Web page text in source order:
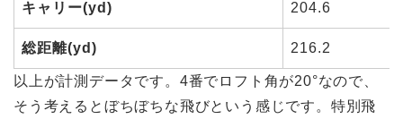
キャリー(yd) 204.6
総距離(yd) 216.2
以上が計測データです。4番でロフト角が20°なので、
そう考えるとぼちぼちな飛びという感じです。特別飛